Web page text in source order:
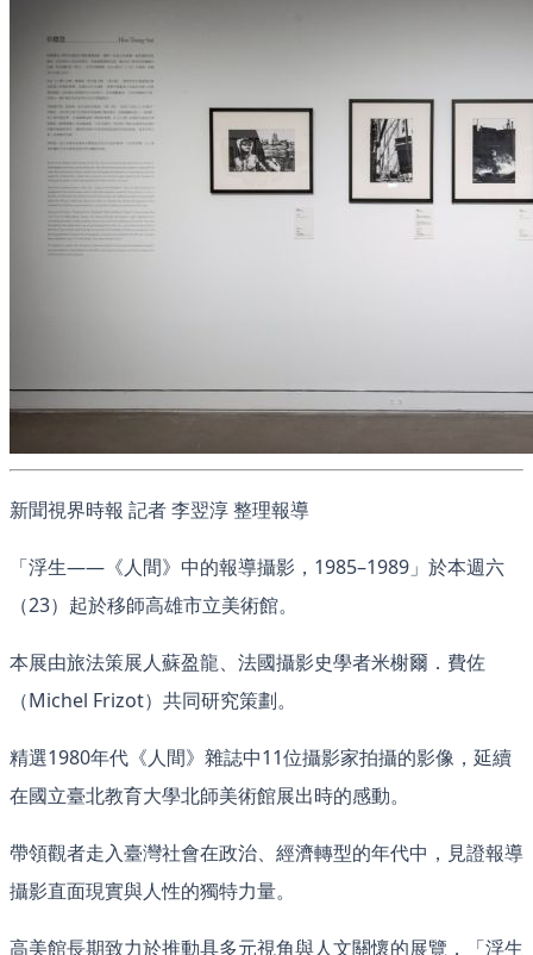
新聞視界時報 記者 李翌淳 整理報導
「浮生——《人間》中的報導攝影，1985–1989」於本週六
（23）起於移師高雄市立美術館。
本展由旅法策展人蘇盈龍、法國攝影史學者米榭爾．費佐
（Michel Frizot）共同研究策劃。
精選1980年代《人間》雜誌中11位攝影家拍攝的影像，延續
在國立臺北教育大學北師美術館展出時的感動。
帶領觀者走入臺灣社會在政治、經濟轉型的年代中，見證報導
攝影直面現實與人性的獨特力量。
高美館長期致力於推動具多元視角與人文關懷的展覽，「浮生